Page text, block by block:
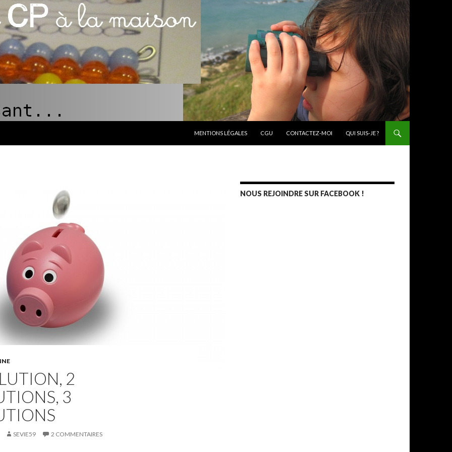
MENTIONS LÉGALES
CGU CONTACTEZ-MOI QUI SUIS-JE ?
2
3
SEVIE59 2 COMMENTAIRES
NOUS REJOINDRE SUR FACEBOOK !